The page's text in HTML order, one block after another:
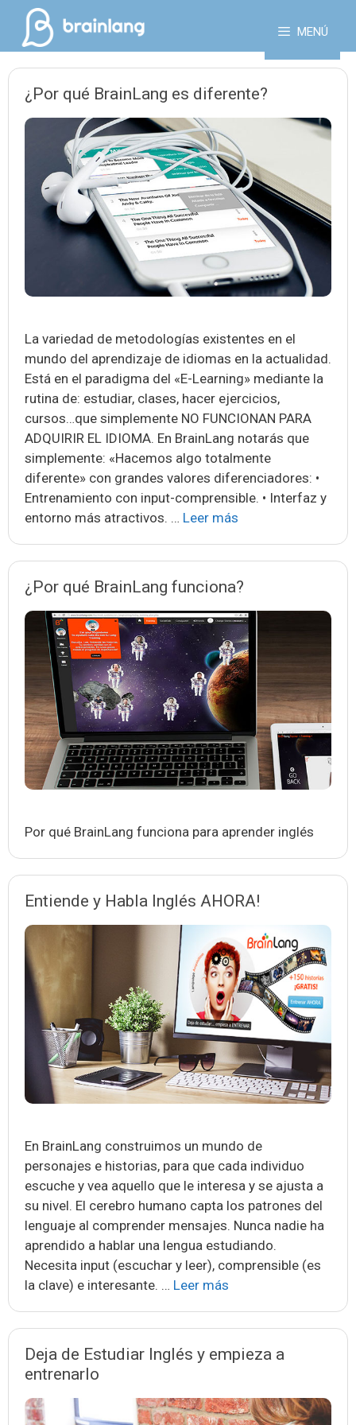
Saltar
contenido
MENÚ
¿Por qué BrainLang es diferente?
La variedad de metodologías existentes en el
mundo del aprendizaje de idiomas en la actualidad.
Está en el paradigma del «E-Learning» mediante la
rutina de: estudiar, clases, hacer ejercicios,
cursos…que simplemente NO FUNCIONAN PARA
ADQUIRIR EL IDIOMA. En BrainLang notarás que
simplemente: «Hacemos algo totalmente
diferente» con grandes valores diferenciadores: •
Entrenamiento con input-comprensible. • Interfaz y
entorno más atractivos. … Leer más
BrainLang
es
diferente?
¿Por qué BrainLang funciona?
Por qué BrainLang funciona para aprender inglés
Entiende y Habla Inglés AHORA!
En BrainLang construimos un mundo de
personajes e historias, para que cada individuo
escuche y vea aquello que le interesa y se ajusta a
su nivel. El cerebro humano capta los patrones del
lenguaje al comprender mensajes. Nunca nadie ha
aprendido a hablar una lengua estudiando.
Necesita input (escuchar y leer), comprensible (es
la clave) e interesante. … Leer más
Habla
Inglés
AHORA!
Deja de Estudiar Inglés y empieza a
entrenarlo